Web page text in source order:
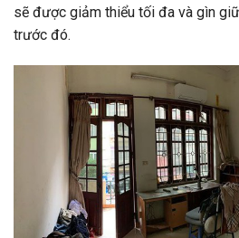
sẽ được giảm thiểu tối đa và gìn
trước đó.